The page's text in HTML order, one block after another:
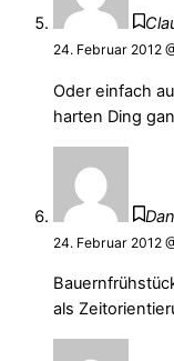
24. Februar 2012
Oder einfach
harten Ding
24. Februar 2012
als